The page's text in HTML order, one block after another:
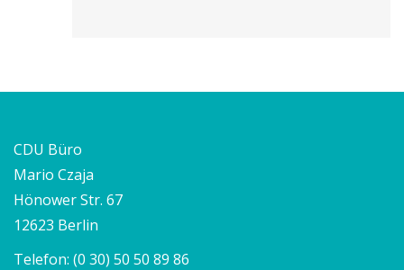
CDU Büro
Mario Czaja
Hönower Str. 67
12623 Berlin
Telefon: (0 30) 50 50 89 86